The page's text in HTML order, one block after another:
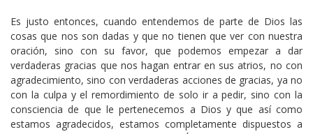
Es justo entonces, cuando entendemos de parte de Dios las
cosas que nos son dadas y que no tienen que ver con nuestra
oración, sino con su favor, que podemos empezar a dar
verdaderas gracias que nos hagan entrar en sus atrios, no con
agradecimiento, sino con verdaderas acciones de gracias, ya no
con la culpa y el remordimiento de solo ir a pedir, sino con la
consciencia de que le pertenecemos a Dios y que así como
estamos agradecidos, estamos completamente dispuestos a